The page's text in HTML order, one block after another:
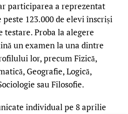
participarea a reprezentat
123.000 de elevi înscriși
testare. Proba la alegere
un examen la una dintre
lor, precum Fizică,
Geografie, Logică,
sau Filosofie.
individual pe 8 aprilie